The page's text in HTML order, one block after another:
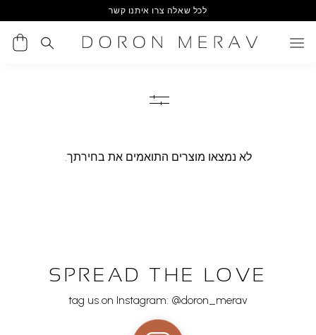
to
content
לכל שאלה צרו איתנו קשר
לא נמצאו מוצרים התואמים את בחירתך.
SPREAD THE LOVE
tag us on Instagram: @doron_merav